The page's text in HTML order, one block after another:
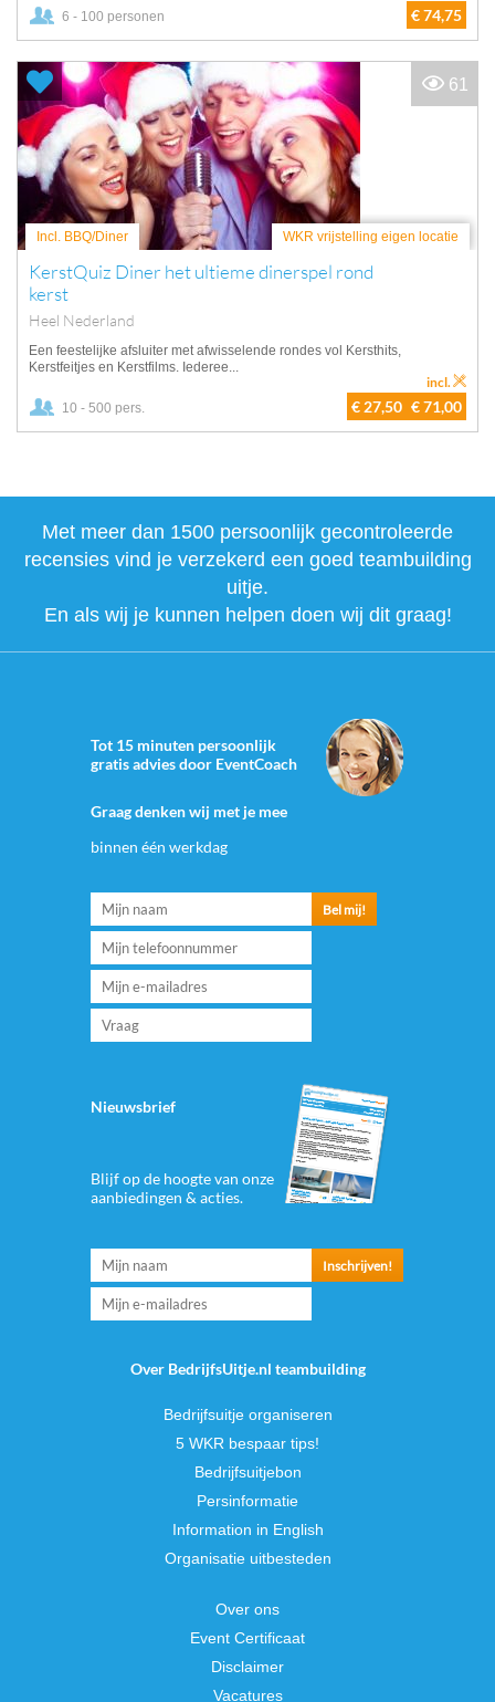
6 - 100 personen € 74,75
Incl. BBQ/Diner WKR vrijstelling eigen locatie
KerstQuiz Diner het ultieme dinerspel rond
kerst
Heel Nederland
Een feestelijke afsluiter met afwisselende rondes vol Kersthits,
Kerstfeitjes en Kerstfilms. Iederee...
10 - 500 pers. € 27,50 € 71,00
incl.
61
Met meer dan 1500 persoonlijk gecontroleerde
recensies vind je verzekerd een goed teambuilding
uitje.
En als wij je kunnen helpen doen wij dit graag!
Tot 15 minuten persoonlijk
gratis advies door EventCoach
Graag denken wij met je mee
binnen één werkdag
Nieuwsbrief
Blijf op de hoogte van onze
aanbiedingen & acties.
Over BedrijfsUitje.nl teambuilding
Bedrijfsuitje organiseren
5 WKR bespaar tips!
Bedrijfsuitjebon
Persinformatie
Information in English
Organisatie uitbesteden
Over ons
Event Certificaat
Disclaimer
Vacatures